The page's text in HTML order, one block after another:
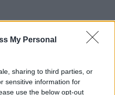
My Personal
sharing to third parties, or
sensitive information for
use the below opt-out